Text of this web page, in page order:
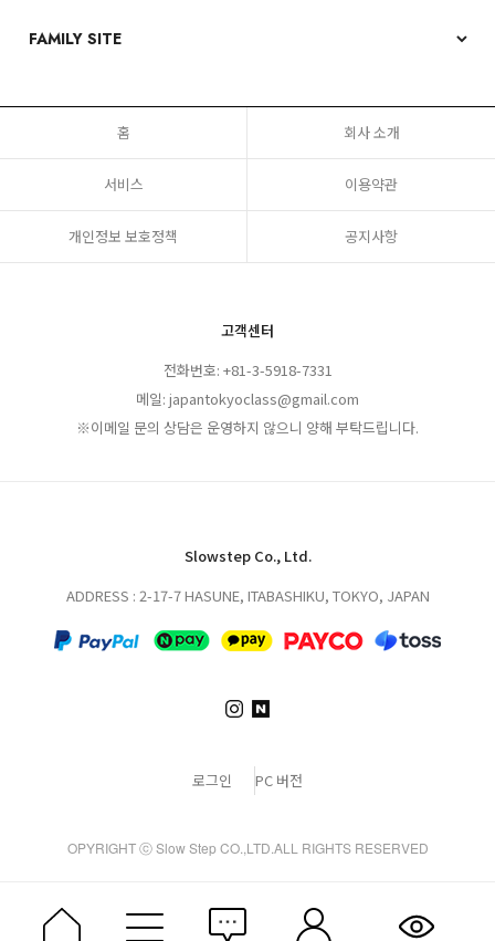
홈 회사 소개
서비스 이용약관
개인정보 보호정책 공지사항
고객센터
전화번호: +81-3-5918-7331
메일: japantokyoclass@gmail.com
※이메일 문의 상담은 운영하지 않으니 양해 부탁드립니다.
Slowstep Co., Ltd.
ADDRESS : 2-17-7 HASUNE, ITABASHIKU, TOKYO, JAPAN
로그인 PC 버전
OPYRIGHT ⓒ Slow Step CO.,LTD.ALL RIGHTS RESERVED